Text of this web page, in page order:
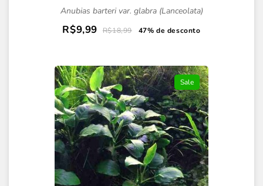
Anubias barteri var. glabra (Lanceolata)
R$9,99 R$18,99 47% de desconto
Sale